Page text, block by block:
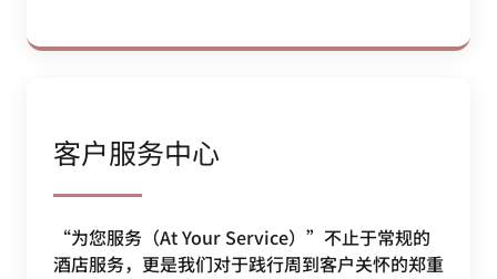
客户服务中心
“为您服务（At Your Service）”不止于常规的
酒店服务，更是我们对于践行周到客户关怀的郑重